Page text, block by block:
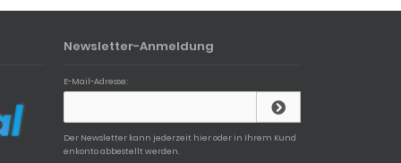
Newsletter-Anmeldung
E-Mail-Adresse:
Der Newsletter kann jederzeit hier oder in Ihrem Kund
enkonto abbestellt werden.